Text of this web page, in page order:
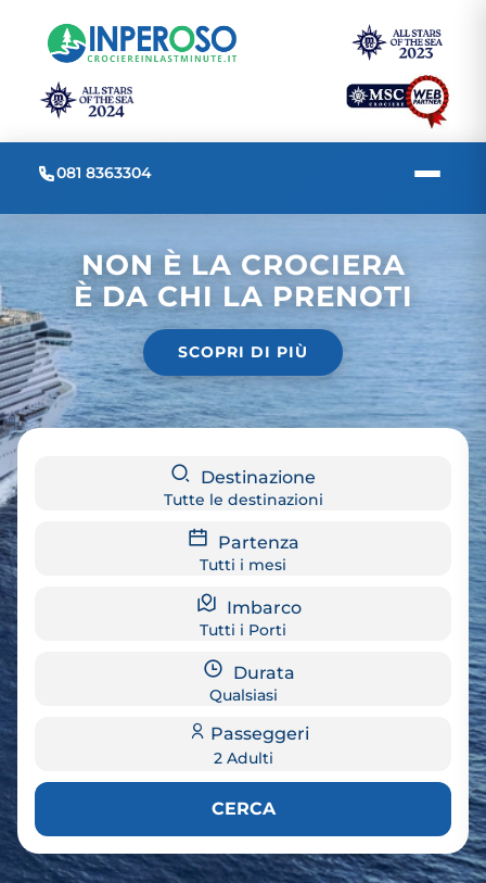
081 8363304
NON È LA CROCIERA
È DA CHI LA PRENOTI
SCOPRI DI PIÙ
Destinazione
Tutte le destinazioni
Partenza
Tutti i mesi
Imbarco
Tutti i Porti
Durata
Qualsiasi
Passeggeri
2 Adulti
CERCA